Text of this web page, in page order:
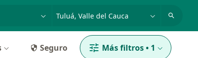
o nombrep. ej. Bogotá
Seguro Más filtros• 1